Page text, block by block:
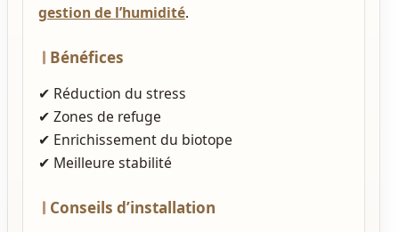
gestion de l’humidité.
Bénéfices
✔ Réduction du stress
✔ Zones de refuge
✔ Enrichissement du biotope
✔ Meilleure stabilité
Conseils d’installation